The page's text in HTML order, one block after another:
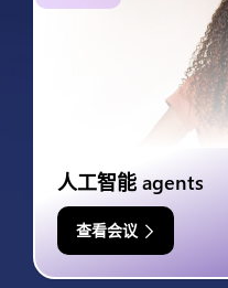
人工智能 agents
查看会议